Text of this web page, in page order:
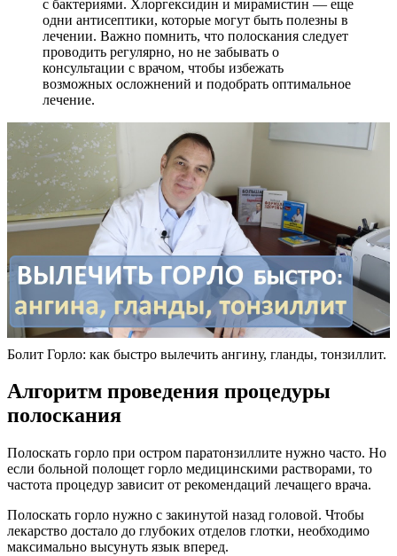
с бактериями. Хлоргексидин и мирамистин — еще
одни антисептики, которые могут быть полезны в
лечении. Важно помнить, что полоскания следует
проводить регулярно, но не забывать о
консультации с врачом, чтобы избежать
возможных осложнений и подобрать оптимальное
лечение.
Болит Горло: как быстро вылечить ангину, гланды, тонзиллит.
Алгоритм проведения процедуры
полоскания
Полоскать горло при остром паратонзиллите нужно часто. Но
если больной полощет горло медицинскими растворами, то
частота процедур зависит от рекомендаций лечащего врача.
Полоскать горло нужно с закинутой назад головой. Чтобы
лекарство достало до глубоких отделов глотки, необходимо
максимально высунуть язык вперед.